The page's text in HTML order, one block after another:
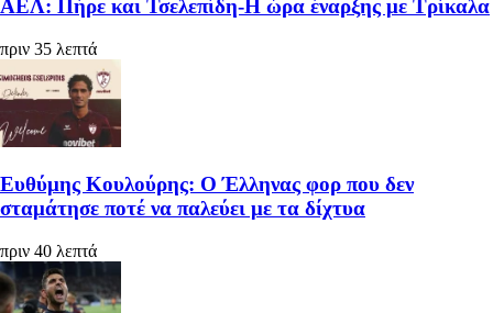
ΑΕΛ: Πήρε και Τσελεπίδη-Η ώρα έναρξης με Τρίκαλα
πριν 35 λεπτά
Ευθύμης Κουλούρης: Ο Έλληνας φορ που δεν
σταμάτησε ποτέ να παλεύει με τα δίχτυα
πριν 40 λεπτά